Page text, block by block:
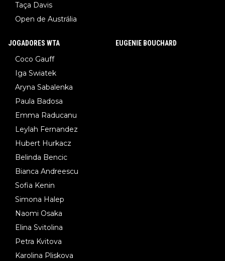
Taça Davis
Open de Austrália
JOGADORES WTA
Coco Gauff
Iga Swiatek
Aryna Sabalenka
Paula Badosa
Emma Raducanu
Leylah Fernandez
Hubert Hurkacz
Belinda Bencic
Bianca Andreescu
Sofia Kenin
Simona Halep
Naomi Osaka
Elina Svitolina
Petra Kvitova
Karolina Pliskova
EUGENIE BOUCHARD